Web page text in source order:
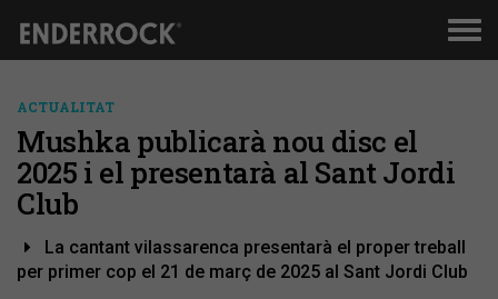
ACTUALITAT
Mushka publicarà nou disc el
2025 i el presentarà al Sant Jordi
Club
La cantant vilassarenca presentarà el proper treball
per primer cop el 21 de març de 2025 al Sant Jordi Club